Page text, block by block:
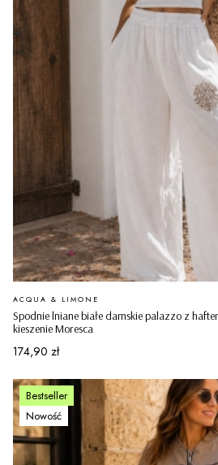
Spodnie lniane białe damskie palazzo z
kieszenie Moresca
PRODUCENT
ACQUA & LIMONE
Cena
174,90 zł
Bestseller
Nowość